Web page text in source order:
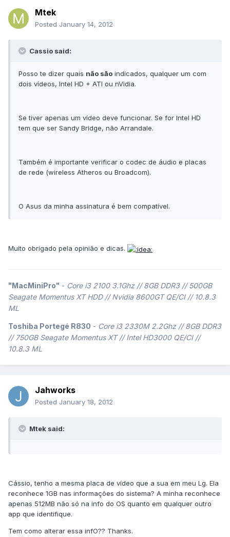
Mtek
Posted January 14, 2012
Cassio said:
Posso te dizer quais não são indicados, qualquer um com
dois vídeos, Intel HD + ATI ou nVidia.
Se tiver apenas um vídeo deve funcionar. Se for Intel HD
tem que ser Sandy Bridge, não Arrandale.
Também é importante verificar o codec de áudio e placas
de rede (wireless Atheros ou Broadcom).
O Asus da minha assinatura é bem compatível.
Muito obrigado pela opinião e dicas.
"MacMiniPro" - Core i3 2100 3.1Ghz // 8GB DDR3 // 500GB
Seagate Momentus XT HDD // Nvidia 8600GT QE/CI // 10.8.3
ML
Toshiba Portegé R830 - Core i3 2330M 2.2Ghz // 8GB DDR3
// 750GB Seagate Momentus XT // Intel HD3000 QE/CI //
10.8.3 ML
Jahworks
Posted January 18, 2012
Mtek said:
Cássio, tenho a mesma placa de vídeo que a sua em meu Lg. Ela
reconhece 1GB nas informações do sistema? A minha reconhece
apenas 512MB não só na info do OS quanto em qualquer outro
app que identifique.
Tem como alterar essa infO?? Thanks.